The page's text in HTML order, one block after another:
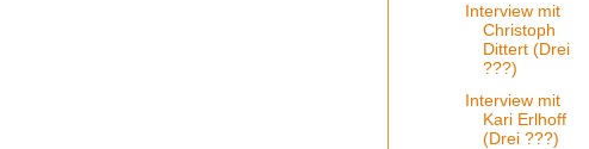
Interview mit
Christoph
Dittert (Drei
???)
Interview mit
Kari Erlhoff
(Drei ???)